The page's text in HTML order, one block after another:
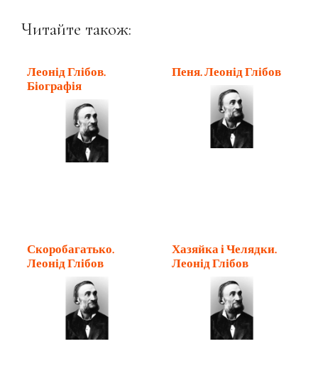
Читайте також:
Леонід Глібов.
Біографія
Пеня. Леонід Глібов
Скоробагатько.
Леонід Глібов
Хазяйка і Челядки.
Леонід Глібов